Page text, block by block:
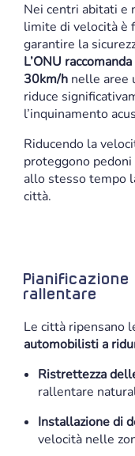
Nei centri abitati e
limite di velocità è
garantire la
L’ONU
30km/h nelle aree
riduce
l’inquinamento
Riducendo la
proteggono
allo stesso tempo
città.
rallentare
Le città ripensano
automobilisti a
Ristrettezza
rallentare
Installazione di
velocità nelle